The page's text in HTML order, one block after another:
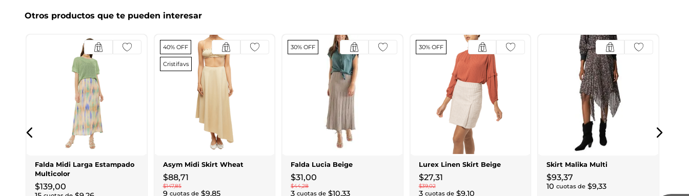
Otros productos que te pueden interesar
Falda Midi Larga Estampado
Multicolor
$139,00
40% OFF
Cristifavs
Asym Midi Skirt Wheat
$88,71
$147,85
9 cuotas de $9,85
30% OFF
Falda Lucia Beige
$31,00
$44,28
3 cuotas de $10,33
30% OFF
Lurex Linen Skirt Beige
$27,31
$39,02
3 cuotas de $9,10
Skirt Malika Multi
$93,37
10 cuotas de $9,33